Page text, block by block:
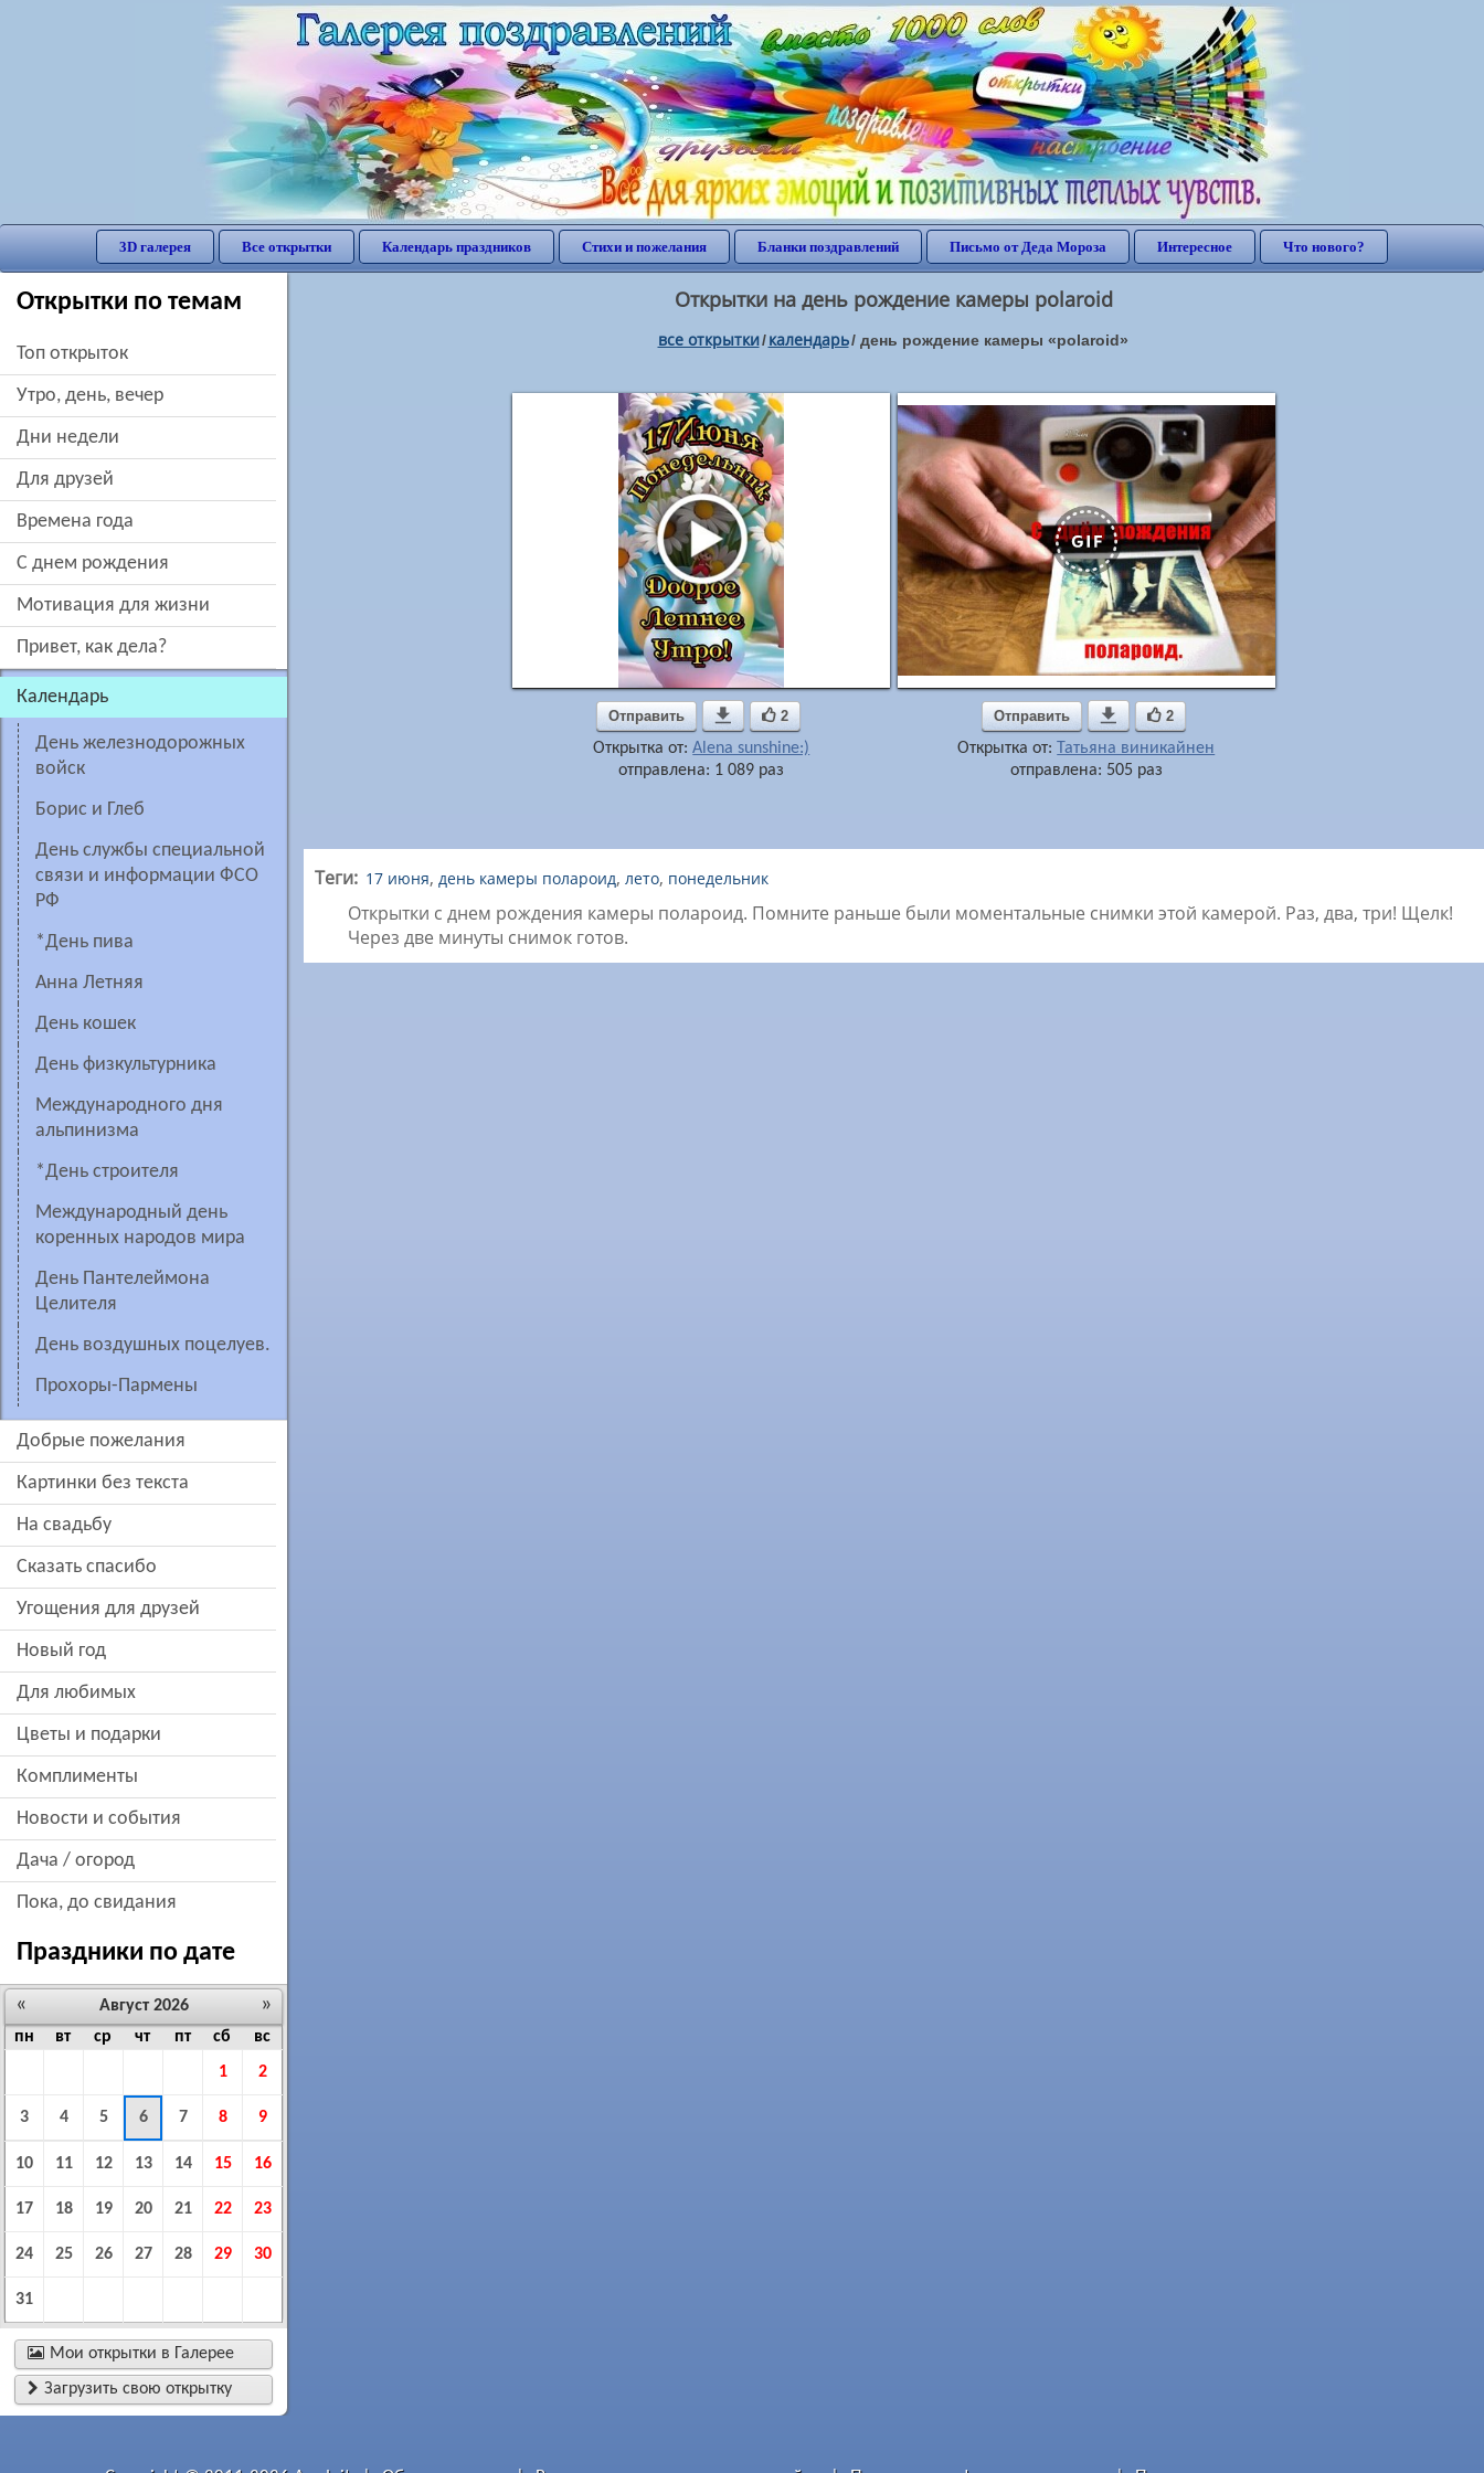
3D галерея Все открытки Календарь праздников Стихи и пожелания Бланки поздравлений Письмо от Деда Мороза Интересное Что нового?
Открытки по темам
Топ открыток
утро, день, вечер
дни недели
для друзей
времена года
c днем рождения
мотивация для жизни
привет, как дела?
Календарь
День железнодорожных
войск
Борис и Глеб
День службы специальной
связи и информации ФСО
РФ
*день пива
Анна Летняя
День кошек
День физкультурника
Международного дня
альпинизма
*День строителя
Международный день
коренных народов мира
день Пантелеймона
Целителя
День воздушных поцелуев.
Прохоры-Пармены
добрые пожелания
картинки без текста
на свадьбу
сказать спасибо
угощения для друзей
новый год
для любимых
цветы и подарки
комплименты
новости и события
дача / огород
пока, до свидания
Праздники по дате
« »
Август 2026
пн
вт ср чт пт сб
вс
1
2
3 4 5 6 7 8 9
10 11 12 13 14 15 16
17 18 19 20 21 22 23
24 25 26 27 28 29 30
31
 Мои открытки в Галерее
 Загрузить свою открытку
Открытки на день рождение камеры polaroid
все открытки/ календарь/ день рождение камеры «polaroid»
Отправить  2
Открытка от:Alena sunshine:)
отправлена: 1 089 раз
Отправить  2
Открытка от:
Татьяна виникайнен
отправлена: 505 раз
Теги: 17 июня, день камеры полароид, лето, понедельник
Открытки с днем рождения камеры полароид. Помните раньше были моментальные снимки этой камерой. Раз, два, три! Щелк!
Через две минуты снимок готов.